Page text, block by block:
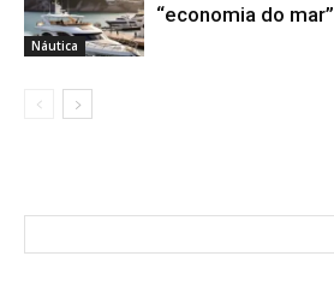
Náutica
“economia do mar”